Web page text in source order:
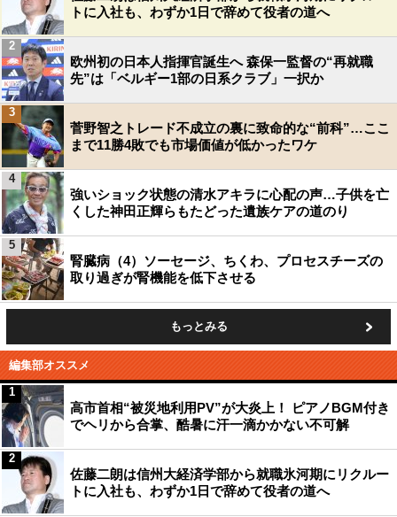
トに入社も、わずか1日で辞めて役者の道へ
欧州初の日本人指揮官誕生へ 森保一監督の“再就職
先”は「ベルギー1部の日系クラブ」一択か
2
菅野智之トレード不成立の裏に致命的な“前科”…ここ
まで11勝4敗でも市場価値が低かったワケ
3
強いショック状態の清水アキラに心配の声…子供を亡
くした神田正輝らもたどった遺族ケアの道のり
4
腎臓病（4）ソーセージ、ちくわ、プロセスチーズの
取り過ぎが腎機能を低下させる
5
もっとみる
編集部オススメ
高市首相“被災地利用PV”が大炎上！ ピアノBGM付き
でヘリから合掌、酷暑に汗一滴かかない不可解
1
佐藤二朗は信州大経済学部から就職氷河期にリクルー
トに入社も、わずか1日で辞めて役者の道へ
2